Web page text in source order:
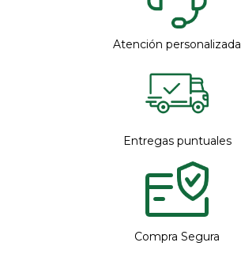
Atención personalizada
Entregas puntuales
Compra Segura